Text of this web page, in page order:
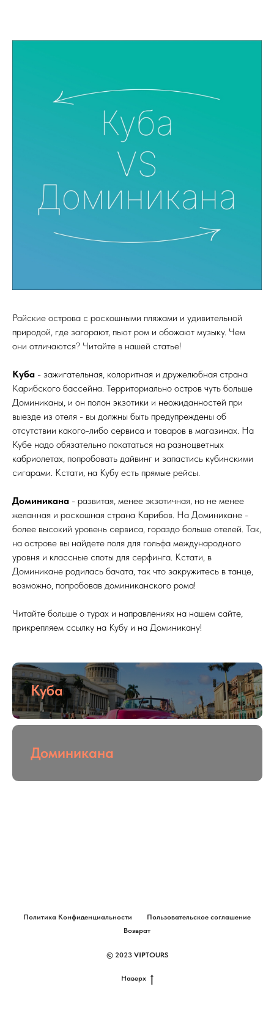
Райские острова с роскошными пляжами и удивительной
природой, где загорают, пьют ром и обожают музыку. Чем
они отличаются? Читайте в нашей статье!
Куба - зажигательная, колоритная и дружелюбная страна
Карибского бассейна. Территориально остров чуть больше
Доминиканы, и он полон экзотики и неожиданностей при
выезде из отеля - вы должны быть предупреждены об
отсутствии какого-либо сервиса и товаров в магазинах. На
Кубе надо обязательно покататься на разноцветных
кабриолетах, попробовать дайвинг и запастись кубинскими
сигарами. Кстати, на Кубу есть прямые рейсы.
Доминикана - развитая, менее экзотичная, но не менее
желанная и роскошная страна Карибов. На Доминикане -
более высокий уровень сервиса, гораздо больше отелей. Так,
на острове вы найдете поля для гольфа международного
уровня и классные споты для серфинга. Кстати, в
Доминикане родилась бачата, так что закружитесь в танце,
возможно, попробовав доминиканского рома!
Читайте больше о турах и направлениях на нашем сайте,
прикрепляем ссылку на Кубу и на Доминикану!
Куба
Доминикана
Политика Конфиденциальности
Пользовательское соглашение
Возврат
© 2023 VIPTOURS
Наверх